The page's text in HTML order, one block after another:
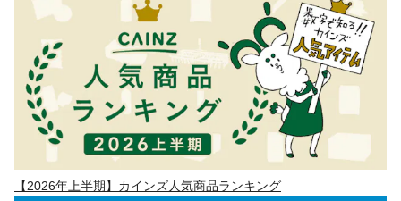
【2026年上半期】カインズ人気商品ランキング